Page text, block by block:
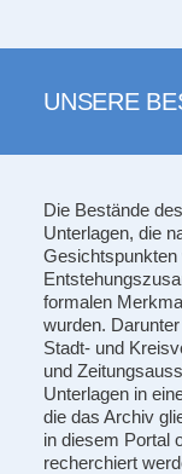
UNSERE
Die Bestände
Unterlagen, die
Gesichtspunkten
formalen
wurden.
Stadt- und
und
Unterlagen in
die das Archiv
in diesem Portal
recherchiert